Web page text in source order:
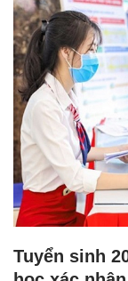
Tuyển sinh